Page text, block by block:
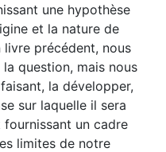
une hypothèse
et la nature de
livre précédent, nous
question, mais nous
la développer,
sur laquelle il sera
un cadre
limites de notre